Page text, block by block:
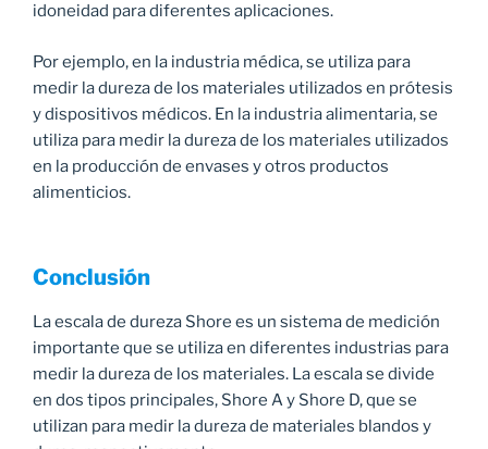
idoneidad para diferentes aplicaciones.
Por ejemplo, en la industria médica, se utiliza para
medir la dureza de los materiales utilizados en prótesis
y dispositivos médicos. En la industria alimentaria, se
utiliza para medir la dureza de los materiales utilizados
en la producción de envases y otros productos
alimenticios.
Conclusión
La escala de dureza Shore es un sistema de medición
importante que se utiliza en diferentes industrias para
medir la dureza de los materiales. La escala se divide
en dos tipos principales, Shore A y Shore D, que se
utilizan para medir la dureza de materiales blandos y